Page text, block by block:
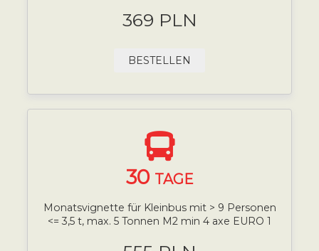
369 PLN
BESTELLEN
30 TAGE
Monatsvignette für Kleinbus mit > 9 Personen
<= 3,5 t, max. 5 Tonnen M2 min 4 axe EURO 1